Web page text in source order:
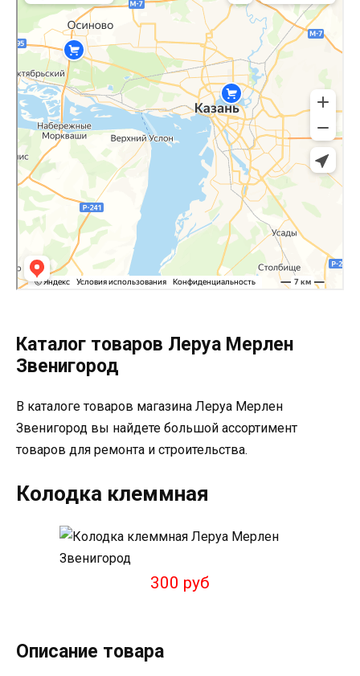
Каталог товаров Леруа Мерлен
Звенигород
В каталоге товаров магазина Леруа Мерлен
Звенигород вы найдете большой ассортимент
товаров для ремонта и строительства.
Колодка клеммная
300 руб
Описание товара